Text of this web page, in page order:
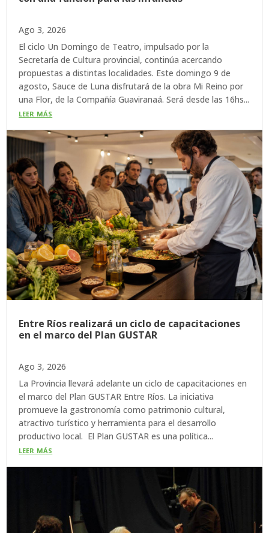
Ago 3, 2026
El ciclo Un Domingo de Teatro, impulsado por la
Secretaría de Cultura provincial, continúa acercando
propuestas a distintas localidades. Este domingo 9 de
agosto, Sauce de Luna disfrutará de la obra Mi Reino por
una Flor, de la Compañía Guaviranaá. Será desde las 16hs...
leer más
Entre Ríos realizará un ciclo de capacitaciones
en el marco del Plan GUSTAR
Ago 3, 2026
La Provincia llevará adelante un ciclo de capacitaciones en
el marco del Plan GUSTAR Entre Ríos. La iniciativa
promueve la gastronomía como patrimonio cultural,
atractivo turístico y herramienta para el desarrollo
productivo local. El Plan GUSTAR es una política...
leer más